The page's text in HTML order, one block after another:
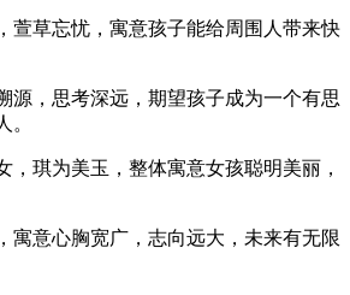
萱草忘忧，寓意孩子能给周围人带来快
源，思考深远，期望孩子成为一个有思
。
，琪为美玉，整体寓意女孩聪明美丽，
寓意心胸宽广，志向远大，未来有无限